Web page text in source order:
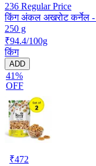
236 Regular Price
किंग अंकल अखरोट कर्नेल -
250 g
₹94.4/100g
किंग
ADD
41%
OFF
₹472